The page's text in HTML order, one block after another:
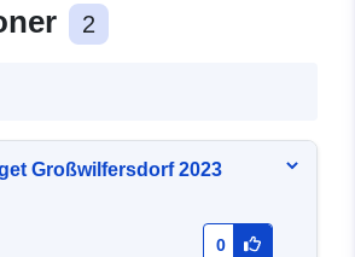
2
Großwilfersdorf 2023
0